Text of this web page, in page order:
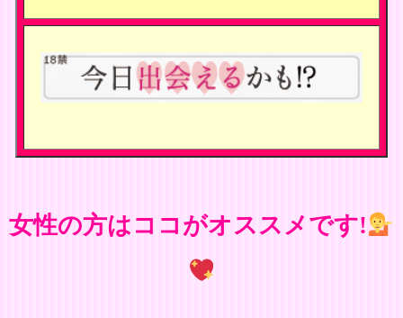
女性の方はココがオススメです!